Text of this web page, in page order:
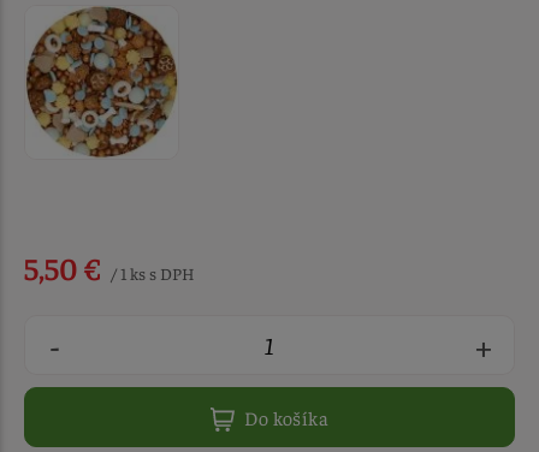
5,50 € / 1 ks s DPH
- +
Do košíka